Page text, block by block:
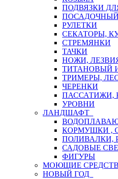
ПОДВЯЗКИ
РУЛЕТКИ
СЕКАТОРЫ,
СТРЕМЯНКИ
ТАЧКИ
НОЖИ,
ТИТАНОВЫЙ
ТРИМЕРЫ,
ЧЕРЕНКИ
ПАССАТИЖИ,
УРОВНИ
ЛАНДШАФТ
КОРМУШКИ ,
ПОЛИВАЛКИ,
САДОВЫЕ
ФИГУРЫ
МОЮЩИЕ
НОВЫЙ ГОД